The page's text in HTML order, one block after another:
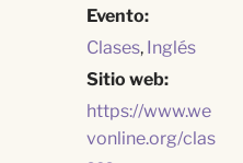
Evento:
Clases, Inglés
Sitio web:
https://www.we
vonline.org/clas